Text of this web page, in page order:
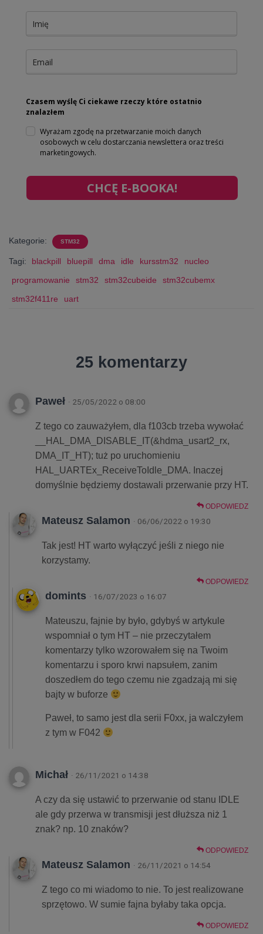
Czasem wyślę Ci ciekawe rzeczy które ostatnio
znalazłem
Wyrażam zgodę na przetwarzanie moich danych
osobowych w celu dostarczania newslettera oraz treści
marketingowych.
CHCĘ E-BOOKA!
Kategorie: STM32
Tagi: blackpill bluepill dma idle kursstm32
nucleo
programowanie
stm32 stm32cubeide
stm32cubemx
stm32f411re
uart
25 komentarzy
Paweł · 25/05/2022 o 08:00
Z tego co zauważyłem, dla f103cb trzeba wywołać
__HAL_DMA_DISABLE_IT(&hdma_usart2_rx,
DMA_IT_HT); tuż po uruchomieniu
HAL_UARTEx_ReceiveToIdle_DMA. Inaczej
domyślnie będziemy dostawali przerwanie przy HT.
ODPOWIEDZ
Mateusz Salamon · 06/06/2022 o 19:30
Tak jest! HT warto wyłączyć jeśli z niego nie
korzystamy.
ODPOWIEDZ
domints · 16/07/2023 o 16:07
Mateuszu, fajnie by było, gdybyś w artykule
wspomniał o tym HT – nie przeczytałem
komentarzy tylko wzorowałem się na Twoim
komentarzu i sporo krwi napsułem, zanim
doszedłem do tego czemu nie zgadzają mi się
bajty w buforze
Paweł, to samo jest dla serii F0xx, ja walczyłem
z tym w F042
Michał · 26/11/2021 o 14:38
A czy da się ustawić to przerwanie od stanu IDLE
ale gdy przerwa w transmisji jest dłuższa niż 1
znak? np. 10 znaków?
ODPOWIEDZ
Mateusz Salamon · 26/11/2021 o 14:54
Z tego co mi wiadomo to nie. To jest realizowane
sprzętowo. W sumie fajna byłaby taka opcja.
ODPOWIEDZ